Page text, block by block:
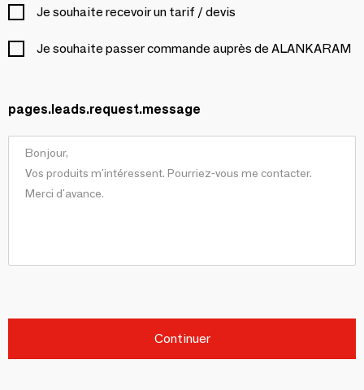
Je souhaite recevoir un tarif / devis
Je souhaite passer commande auprès de ALANKARAM
pages.leads.request.message
Continuer